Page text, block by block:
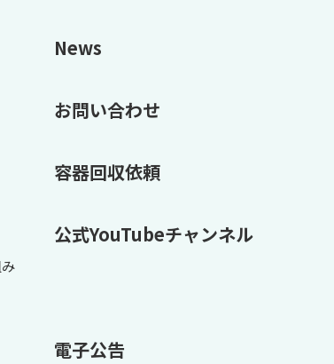
News
お問い合わせ
容器回収依頼
公式YouTubeチャンネル
電子公告